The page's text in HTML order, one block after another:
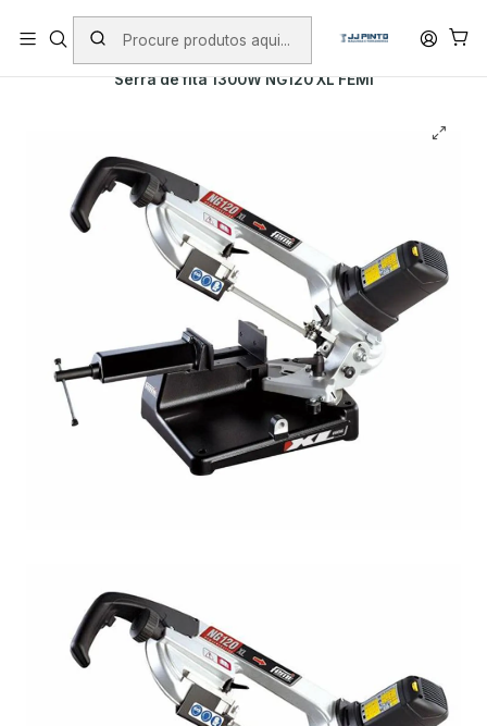
PORTES INCLUÍDOS EM ENCOMENDAS +75€ (excepto ilhas)
Início PRODUTOS
FERRAMENTAS COM FIO
Serra de fita 1300W NG120 XL FEMI